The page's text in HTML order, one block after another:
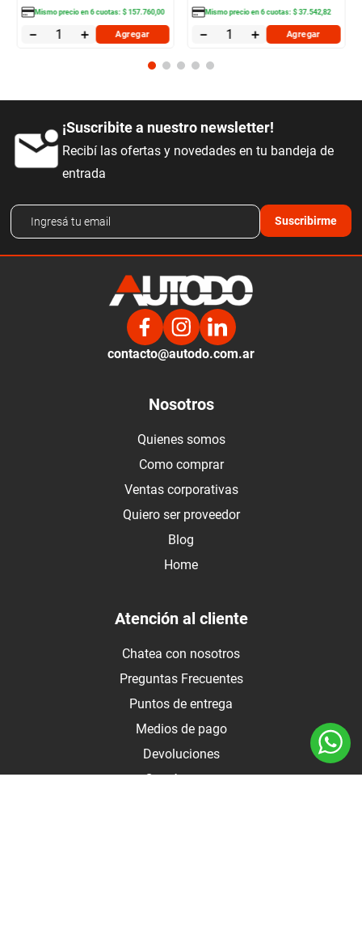
Mismo precio en6cuotas:$ 157.760,00
＋
－ Agregar
Mismo precio en6cuotas:$ 37.542,82
＋
－ Agregar
¡Suscribite a nuestro newsletter!
Recibí las ofertas y novedades en tu bandeja de
entrada
Suscribirme
contacto@autodo.com.ar
Nosotros
Quienes somos
Como comprar
Ventas corporativas
Quiero ser proveedor
Blog
Home
Atención al cliente
Chatea con nosotros
Preguntas Frecuentes
Puntos de entrega
Medios de pago
Devoluciones
Contáctanos